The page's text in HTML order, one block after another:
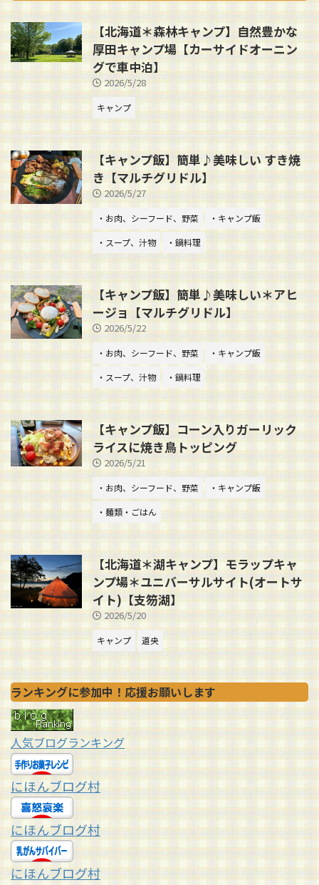
【北海道＊森林キャンプ】自然豊かな
厚田キャンプ場【カーサイドオーニン
グで車中泊】
2026/5/28
キャンプ
【キャンプ飯】簡単♪美味しい すき焼
き【マルチグリドル】
2026/5/27
・お肉、シーフード、野菜
・キャンプ飯
・スープ、汁物
・鍋料理
【キャンプ飯】簡単♪美味しい＊アヒ
ージョ【マルチグリドル】
2026/5/22
・お肉、シーフード、野菜
・キャンプ飯
・スープ、汁物
・鍋料理
【キャンプ飯】コーン入りガーリック
ライスに焼き鳥トッピング
2026/5/21
・お肉、シーフード、野菜
・キャンプ飯
・麺類・ごはん
【北海道＊湖キャンプ】モラップキャ
ンプ場＊ユニバーサルサイト(オートサ
イト)【支笏湖】
2026/5/20
キャンプ 道央
ランキングに参加中！応援お願いします
人気ブログランキング
にほんブログ村
にほんブログ村
にほんブログ村